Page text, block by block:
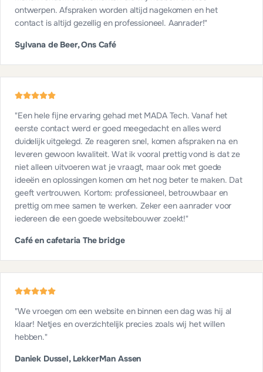
ontwerpen. Afspraken worden altijd nagekomen en het
contact is altijd gezellig en professioneel. Aanrader!"
Sylvana de Beer, Ons Café
"Een hele fijne ervaring gehad met MADA Tech. Vanaf het
eerste contact werd er goed meegedacht en alles werd
duidelijk uitgelegd. Ze reageren snel, komen afspraken na en
leveren gewoon kwaliteit. Wat ik vooral prettig vond is dat ze
niet alleen uitvoeren wat je vraagt, maar ook met goede
ideeën en oplossingen komen om het nog beter te maken. Dat
geeft vertrouwen. Kortom: professioneel, betrouwbaar en
prettig om mee samen te werken. Zeker een aanrader voor
iedereen die een goede websitebouwer zoekt!"
Café en cafetaria The bridge
"We vroegen om een website en binnen een dag was hij al
klaar! Netjes en overzichtelijk precies zoals wij het willen
hebben."
Daniek Dussel, LekkerMan Assen